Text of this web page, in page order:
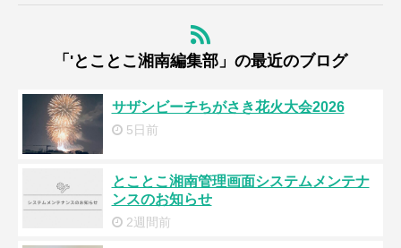
「'とことこ湘南編集部」の最近のブログ
サザンビーチちがさき花火大会2026
5日前
とことこ湘南管理画面システムメンテナ
ンスのお知らせ
2週間前